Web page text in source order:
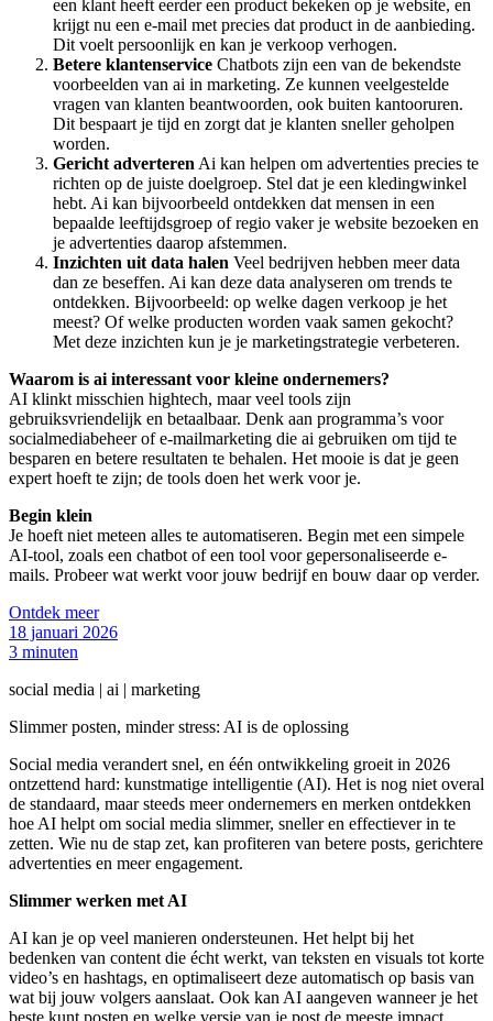
een klant heeft eerder een product bekeken op je website, en
krijgt nu een e-mail met precies dat product in de aanbieding.
Dit voelt persoonlijk en kan je verkoop verhogen.
Betere klantenservice Chatbots zijn een van de bekendste
voorbeelden van ai in marketing. Ze kunnen veelgestelde
vragen van klanten beantwoorden, ook buiten kantooruren.
Dit bespaart je tijd en zorgt dat je klanten sneller geholpen
worden.
Gericht adverteren Ai kan helpen om advertenties precies te
richten op de juiste doelgroep. Stel dat je een kledingwinkel
hebt. Ai kan bijvoorbeeld ontdekken dat mensen in een
bepaalde leeftijdsgroep of regio vaker je website bezoeken en
je advertenties daarop afstemmen.
Inzichten uit data halen Veel bedrijven hebben meer data
dan ze beseffen. Ai kan deze data analyseren om trends te
ontdekken. Bijvoorbeeld: op welke dagen verkoop je het
meest? Of welke producten worden vaak samen gekocht?
Met deze inzichten kun je je marketingstrategie verbeteren.
Waarom is ai interessant voor kleine ondernemers?
AI klinkt misschien hightech, maar veel tools zijn
gebruiksvriendelijk en betaalbaar. Denk aan programma’s voor
socialmediabeheer of e-mailmarketing die ai gebruiken om tijd te
besparen en betere resultaten te behalen. Het mooie is dat je geen
expert hoeft te zijn; de tools doen het werk voor je.
Begin klein
Je hoeft niet meteen alles te automatiseren. Begin met een simpele
AI-tool, zoals een chatbot of een tool voor gepersonaliseerde e-
mails. Probeer wat werkt voor jouw bedrijf en bouw daar op verder.
Ontdek meer
18 januari 2026
3 minuten
social media | ai | marketing
Slimmer posten, minder stress: AI is de oplossing
Social media verandert snel, en één ontwikkeling groeit in 2026
ontzettend hard: kunstmatige intelligentie (AI). Het is nog niet overal
de standaard, maar steeds meer ondernemers en merken ontdekken
hoe AI helpt om social media slimmer, sneller en effectiever in te
zetten. Wie nu de stap zet, kan profiteren van betere posts, gerichtere
advertenties en meer engagement.
Slimmer werken met AI
AI kan je op veel manieren ondersteunen. Het helpt bij het
bedenken van content die écht werkt, van teksten en visuals tot korte
video’s en hashtags, en optimaliseert deze automatisch op basis van
wat bij jouw volgers aanslaat. Ook kan AI aangeven wanneer je het
beste kunt posten en welke versie van je post de meeste impact